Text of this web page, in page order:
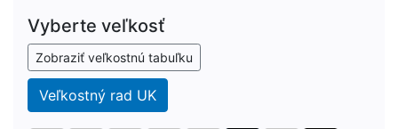
Vyberte veľkosť
Zobraziť veľkostnú tabuľku
Veľkostný rad UK